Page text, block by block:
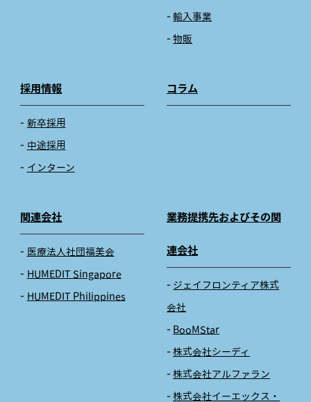
輸入事業
物販
採用情報
新卒採用
中途採用
インターン
コラム
関連会社
医療法人社団福美会
HUMEDIT Singapore
HUMEDIT Philippines
業務提携先およびその関
連会社
ジェイフロンティア株式
会社
BooMStar
株式会社シーディ
株式会社アルファラン
株式会社イーエックス・